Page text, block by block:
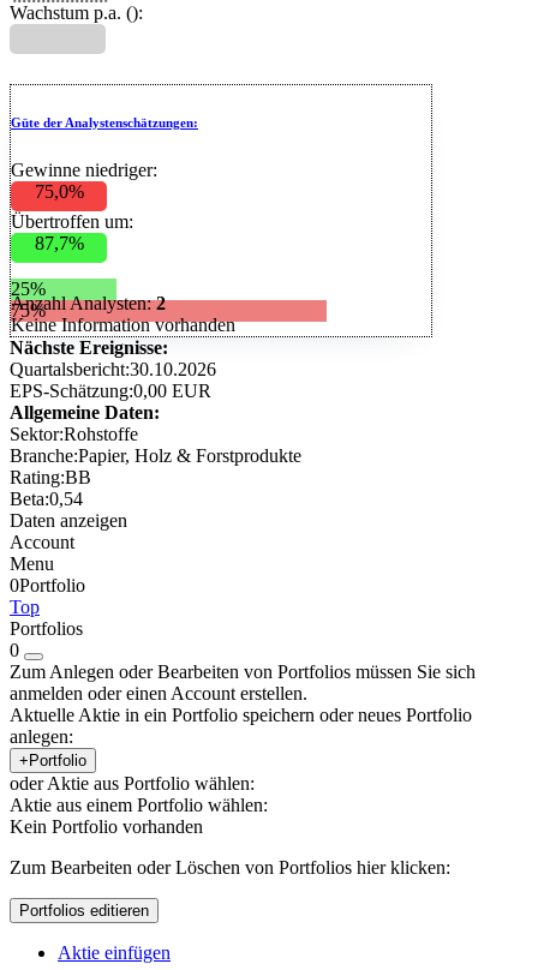
Wachstum p.a. ():
Güte der Analystenschätzungen:
Gewinne niedriger:
75,0%
Übertroffen um:
87,7%
25%
75%
Anzahl Analysten:2
Keine Information vorhanden
Nächste Ereignisse:
Quartalsbericht:30.10.2026
EPS-Schätzung:0,00 EUR
Allgemeine Daten:
Sektor:Rohstoffe
Branche:Papier, Holz & Forstprodukte
Rating:BB
Beta:0,54
Daten anzeigen
Account
Menu
0Portfolio
Top
Portfolios
0
Zum Anlegen oder Bearbeiten von Portfolios müssen Sie sich
anmelden oder einen Account erstellen.
Aktuelle Aktie in ein Portfolio speichern oder neues Portfolio
anlegen:
+Portfolio
oder Aktie aus Portfolio wählen:
Aktie aus einem Portfolio wählen:
Kein Portfolio vorhanden
Zum Bearbeiten oder Löschen von Portfolios hier klicken:
Portfolios editieren
Aktie einfügen